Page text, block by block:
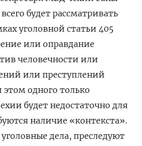
будет рассматривать
уголовной статьи 405
или оправдание
человечности или
или преступлений
этом одного только
будет недостаточно для
наличие «контекста».
дела, преследуют